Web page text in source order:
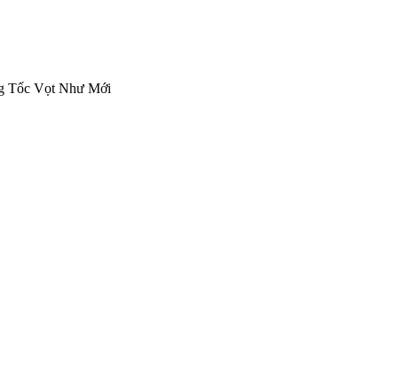
Tốc Vọt Như Mới